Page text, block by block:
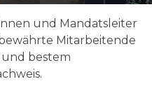
und Mandatsleiter
Mitarbeitende
bestem